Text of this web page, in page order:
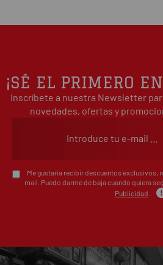
4
1
¡SÉ EL PRIMERO
Inscríbete a nuestra Newsletter
novedades, ofertas y
Me gustaría recibir descuentos exclusivos,
mail. Puedo darme de baja cuando quiera
Publicidad